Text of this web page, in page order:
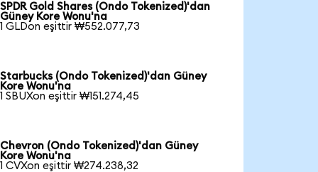
SPDR Gold Shares (Ondo Tokenized)'dan
Güney Kore Wonu'na
1 GLDon eşittir ₩552.077,73
Starbucks (Ondo Tokenized)'dan Güney
Kore Wonu'na
1 SBUXon eşittir ₩151.274,45
Chevron (Ondo Tokenized)'dan Güney
Kore Wonu'na
1 CVXon eşittir ₩274.238,32